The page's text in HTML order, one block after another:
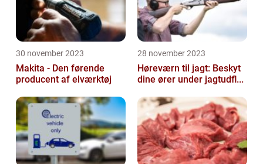
30 november 2023
Makita - Den førende
producent af elværktøj
28 november 2023
Høreværn til jagt: Beskyt
dine ører under jagtudfl...